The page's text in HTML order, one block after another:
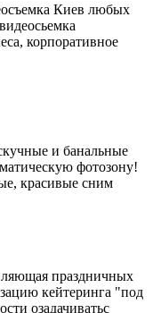
Киев любых
корпоративное
и банальные
фотозону!
красивые сним
праздничных
кейтеринга "под
озадачиватьс